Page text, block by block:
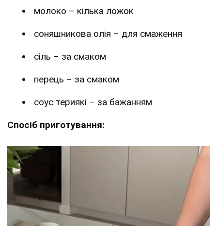
молоко – кілька ложок
соняшникова олія – для смаження
сіль – за смаком
перець – за смаком
соус териякі – за бажанням
Спосіб приготування: